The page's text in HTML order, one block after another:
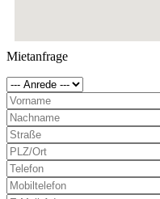
Mietanfrage